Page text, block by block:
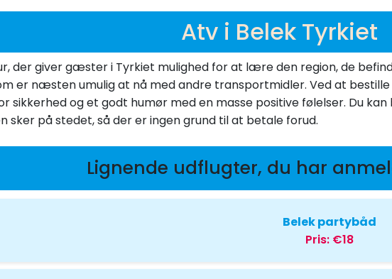
Atv i Belek Tyrkiet
der giver gæster i Tyrkiet mulighed for at lære den region, de
er næsten umulig at nå med andre transportmidler. Ved at
sikkerhed og et godt humør med en masse positive følelser. Du
sker på stedet, så der er ingen grund til at betale forud.
Lignende udflugter, du har
Belek partybåd
Pris: €18